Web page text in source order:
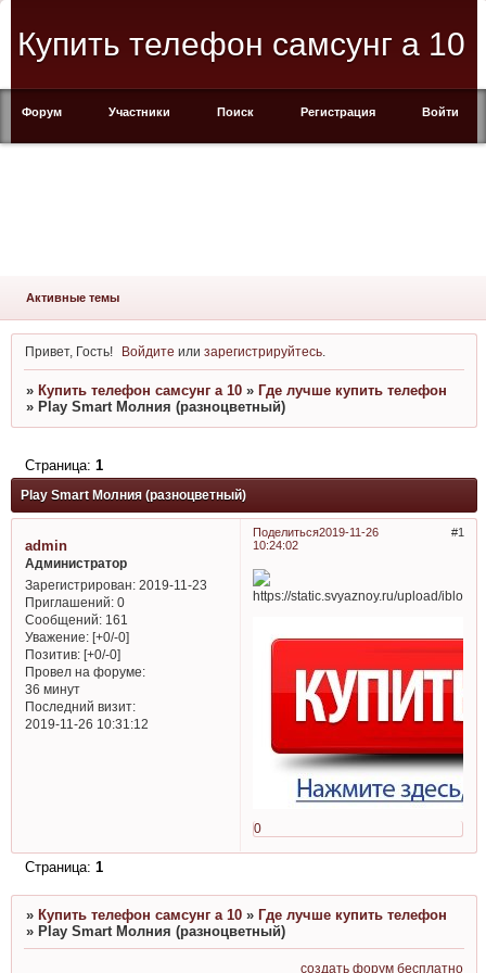
Купить телефон самсунг а 10
Форум Участники Поиск Регистрация Войти
Активные темы
Привет, Гость! Войдите илизарегистрируйтесь
» Купить телефон самсунг а 10 » Где лучше купить телефон
» Play Smart Молния (разноцветный)
Play Smart Молния (разноцветный)
Страница: 1
Поделиться 1
2019-11-26
10:24:02
admin
Администратор
Зарегистрирован: 2019-11-23
Приглашений:0
Сообщений:161
Уважение: [+0/-0]
Позитив: [+0/-0]
Провел на форуме:
36 минут
Последний визит:
2019-11-26 10:31:12
0
Страница: 1
» Купить телефон самсунг а 10 » Где лучше купить телефон
» Play Smart Молния (разноцветный)
создать форум бесплатно